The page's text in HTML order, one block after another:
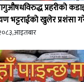
प्रहरीको
भट्टराईको खुलेर प्रशंसा